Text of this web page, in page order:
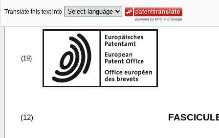
Translate this text into
(19)
(12)